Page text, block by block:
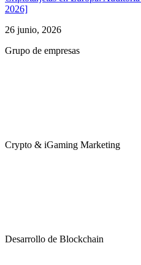
2026]
26 junio, 2026
Grupo de empresas
Crypto & iGaming Marketing
Desarrollo de Blockchain